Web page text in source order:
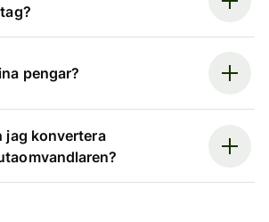
pengar?
jag konvertera